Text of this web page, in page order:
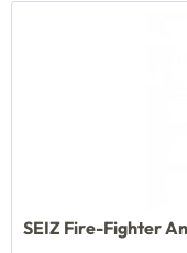
SEIZ Fire-Fighter